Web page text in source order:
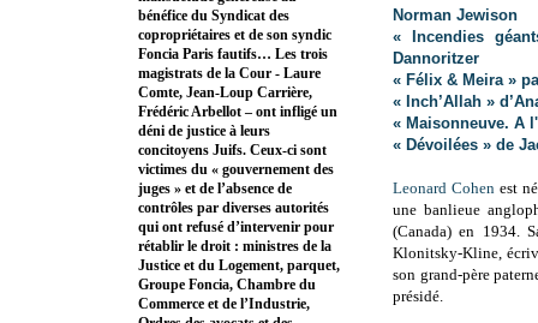
Norman Jewison
« Incendies
Dannoritzer
« Félix & Meira »
« Inch’Allah »
« Maisonneuve. A
« Dévoilées » de
Leonard Cohen est
une banlieue
(Canada) en 1934.
Klonitsky-Kline,
son grand-père
présidé.
bénéfice du Syndicat des
copropriétaires et de son syndic
Foncia Paris fautifs… Les trois
magistrats de la Cour - Laure
Comte, Jean-Loup Carrière,
Frédéric Arbellot – ont infligé un
déni de justice à leurs
concitoyens Juifs. Ceux-ci sont
victimes du « gouvernement des
juges » et de l’absence de
contrôles par diverses autorités
qui ont refusé d’intervenir pour
rétablir le droit : ministres de la
Justice et du Logement, parquet,
Groupe Foncia, Chambre du
Commerce et de l’Industrie,